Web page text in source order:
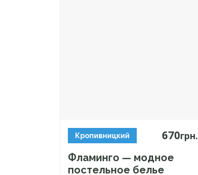
Кропивницкий 670грн.
Фламинго — модное
постельное белье